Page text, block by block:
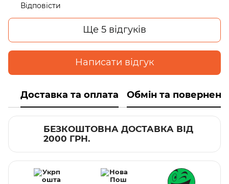
Відповісти
Ще 5 відгуків
Написати відгук
Доставка та оплата Обмін та
БЕЗКОШТОВНА ДОСТАВКА ВІД
2000 ГРН.